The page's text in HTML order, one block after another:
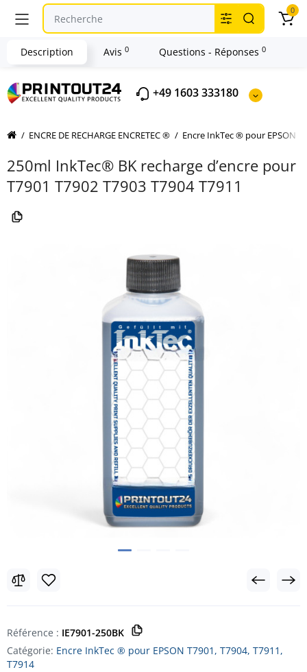
+49 1603 333180
0
ENCRE DE RECHARGE ENCRETEC ® Encre InkTec ® pour EPSON
250ml InkTec® BK recharge d’encre pour
T7901 T7902 T7903 T7904 T7911
Référence : IE7901-250BK
Catégorie: Encre InkTec ® pour EPSON T7901, T7904, T7911,
T7914
Description Avis 0 Questions - Réponses 0